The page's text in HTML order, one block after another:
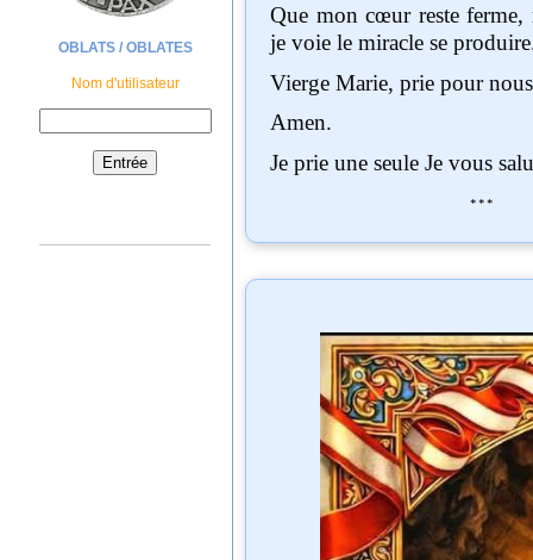
OBLATS / OBLATES
Nom d'utilisateur
Que mon cœur reste ferme, même avant que
je voie le miracle se
Vierge Marie, prie pour
Amen.
Je prie une seule
***